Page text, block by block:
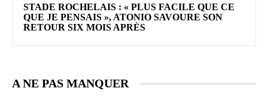
STADE ROCHELAIS : « PLUS FACILE QUE CE
QUE JE PENSAIS », ATONIO SAVOURE SON
RETOUR SIX MOIS APRÈS
A NE PAS MANQUER